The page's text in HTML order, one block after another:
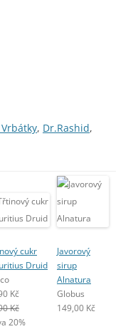
, Dr.Rashid,
cukr
Druid
Kč
Kč
20%
Javorový
sirup
Alnatura
Globus
149,00 Kč